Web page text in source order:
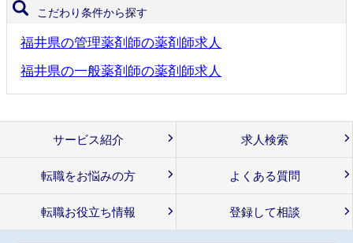
こだわり条件から探す
福井県の管理薬剤師の薬剤師求人
福井県の一般薬剤師の薬剤師求人
サービス紹介 求人検索
転職をお悩みの方 よくある質問
転職お役立ち情報 登録して相談